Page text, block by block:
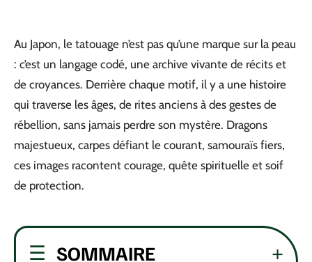
Au Japon, le tatouage n’est pas qu’une marque sur la peau
: c’est un langage codé, une archive vivante de récits et
de croyances. Derrière chaque motif, il y a une histoire
qui traverse les âges, de rites anciens à des gestes de
rébellion, sans jamais perdre son mystère. Dragons
majestueux, carpes défiant le courant, samouraïs fiers,
ces images racontent courage, quête spirituelle et soif
de protection.
SOMMAIRE